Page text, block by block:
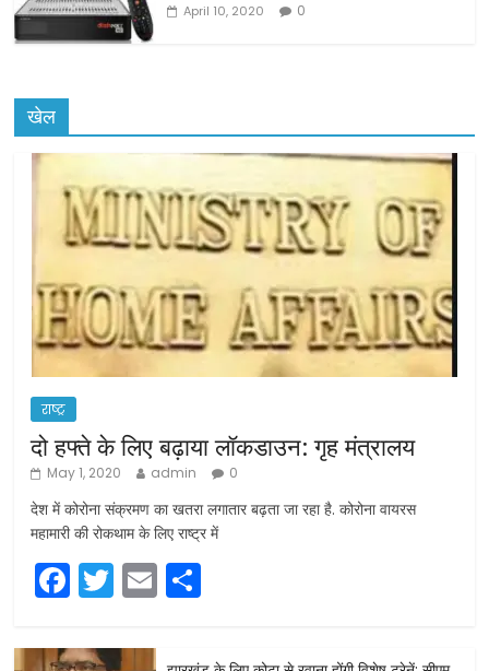
April 10, 2020 0
खेल
राष्ट्र
दो हफ्ते के लिए बढ़ाया लॉकडाउन: गृह मंत्रालय
May 1, 2020 admin 0
देश में कोरोना संक्रमण का खतरा लगातार बढ़ता जा रहा है. कोरोना वायरस
महामारी की रोकथाम के लिए राष्ट्र में
F
c
T
itt
E
ar